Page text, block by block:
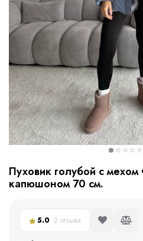
Пуховик голубой с
капюшоном 70 см.
5.0 2 отзыва